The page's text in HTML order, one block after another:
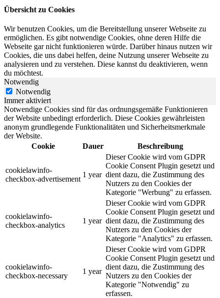
Übersicht zu Cookies
Wir benutzen Cookies, um die Bereitstellung unserer Webseite zu
ermöglichen. Es gibt notwendige Cookies, ohne deren Hilfe die
Webseite gar nicht funktionieren würde. Darüber hinaus nutzen wir
Cookies, die uns dabei helfen, deine Nutzung unserer Webseite zu
analysieren und zu verstehen. Diese kannst du deaktivieren, wenn
du möchtest.
Notwendig
Notwendig
Immer aktiviert
Notwendige Cookies sind für das ordnungsgemäße Funktionieren
der Website unbedingt erforderlich. Diese Cookies gewährleisten
anonym grundlegende Funktionalitäten und Sicherheitsmerkmale
der Website.
Cookie
Dauer Beschreibung
cookielawinfo-
checkbox-advertisement
1 year
Dieser Cookie wird vom GDPR
Cookie Consent Plugin gesetzt und
dient dazu, die Zustimmung des
Nutzers zu den Cookies der
Kategorie "Werbung" zu erfassen.
cookielawinfo-
checkbox-analytics
1 year
Dieser Cookie wird vom GDPR
Cookie Consent Plugin gesetzt und
dient dazu, die Zustimmung des
Nutzers zu den Cookies der
Kategorie "Analytics" zu erfassen.
cookielawinfo-
checkbox-necessary
1 year
Dieser Cookie wird vom GDPR
Cookie Consent Plugin gesetzt und
dient dazu, die Zustimmung des
Nutzers zu den Cookies der
Kategorie "Notwendig" zu
erfassen.